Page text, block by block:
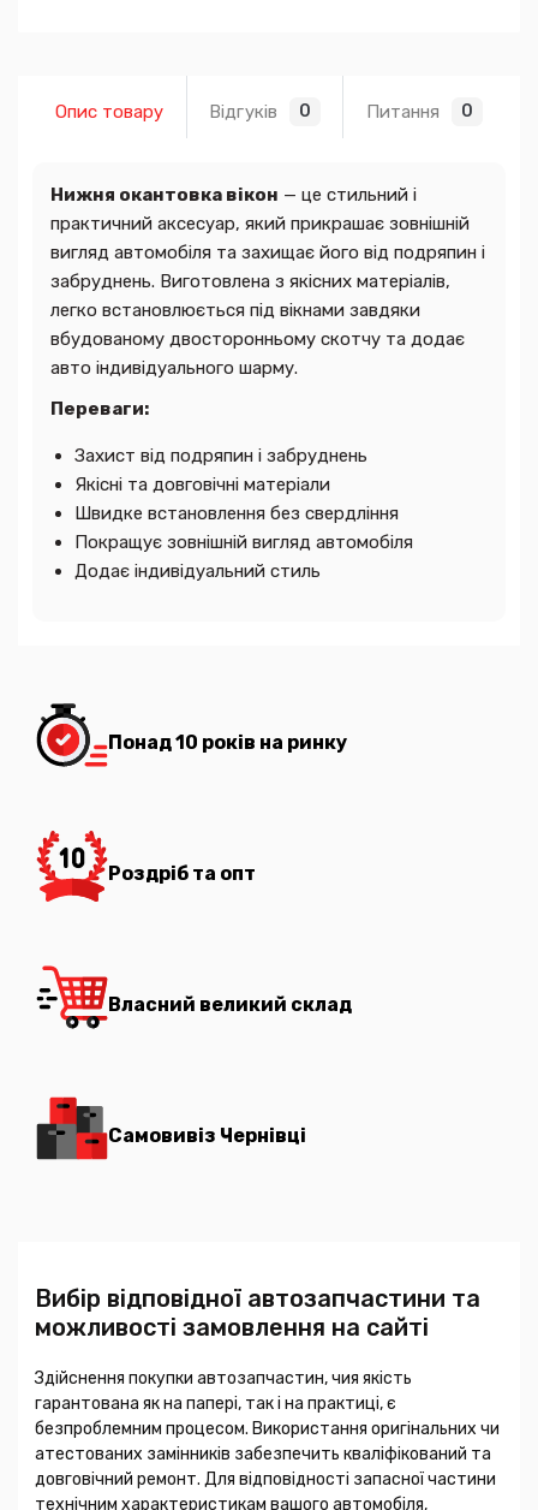
Опис товару Відгуків 0 Питання 0
Нижня окантовка вікон — це стильний і
практичний аксесуар, який прикрашає зовнішній
вигляд автомобіля та захищає його від подряпин і
забруднень. Виготовлена з якісних матеріалів,
легко встановлюється під вікнами завдяки
вбудованому двосторонньому скотчу та додає
авто індивідуального шарму.
Переваги:
Захист від подряпин і забруднень
Якісні та довговічні матеріали
Швидке встановлення без свердління
Покращує зовнішній вигляд автомобіля
Додає індивідуальний стиль
Понад 10 років на ринку
Роздріб та опт
Власний великий склад
Самовивіз Чернівці
Вибір відповідної автозапчастини та
можливості замовлення на сайті
Здійснення покупки автозапчастин, чия якість
гарантована як на папері, так і на практиці, є
безпроблемним процесом. Використання оригінальних чи
атестованих замінників забезпечить кваліфікований та
довговічний ремонт. Для відповідності запасної частини
технічним характеристикам вашого автомобіля,